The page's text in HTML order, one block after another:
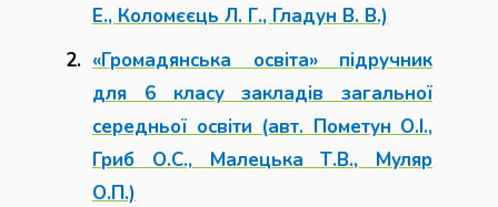
Е., Коломєєць Л. Г., Гладун В. В.)
«Громадянська освіта» підручник
для 6 класу закладів загальної
середньої освіти (авт. Пометун О.І.,
Гриб О.С., Малецька Т.В., Муляр
О.П.)